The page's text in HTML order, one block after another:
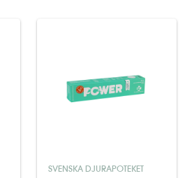
SVENSKA DJURAPOTEKET